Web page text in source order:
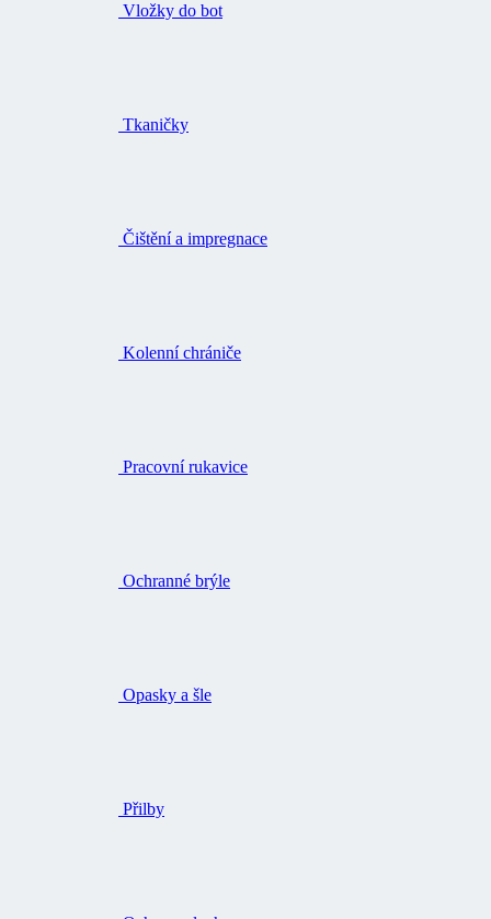
Vložky do bot
Tkaničky
Čištění a impregnace
Kolenní chrániče
Pracovní rukavice
Ochranné brýle
Opasky a šle
Přilby